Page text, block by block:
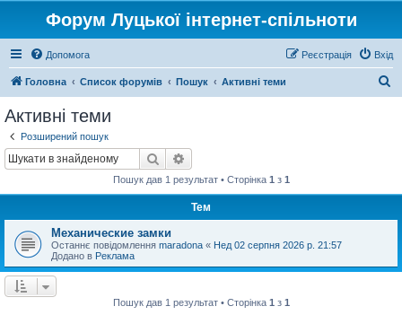
Форум Луцької інтернет-спільноти
Допомога Вхід
Реєстрація
Головна Список форумів Пошук Активні теми
Активні теми
Розширений пошук
Пошук
Пошук дав 1 результат • Сторінка 1 з 1
Тем
Механические замки
Останнє повідомлення maradona « Нед 02 серпня 2026 р. 21:57
Додано в Реклама
Пошук дав 1 результат • Сторінка 1 з 1